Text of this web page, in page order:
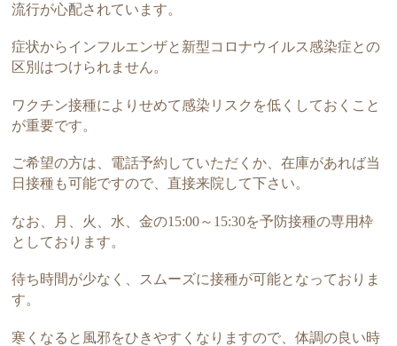
流行が心配されています。
症状からインフルエンザと新型コロナウイルス感染症との
区別はつけられません。
ワクチン接種によりせめて感染リスクを低くしておくこと
が重要です。
ご希望の方は、電話予約していただくか、在庫があれば当
日接種も可能ですので、直接来院して下さい。
なお、月、火、水、金の15:00～15:30を予防接種の専用枠
としております。
待ち時間が少なく、スムーズに接種が可能となっておりま
す。
寒くなると風邪をひきやすくなりますので、体調の良い時